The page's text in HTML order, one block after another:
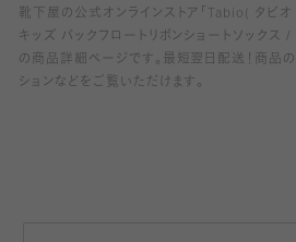
靴下屋の公式オンラインストア「Tabio( タビオ )
キッズ バックフロートリボンショートソック
の商品詳細ページです。最短翌日配送！商品
ションなどをご覧いただけます。